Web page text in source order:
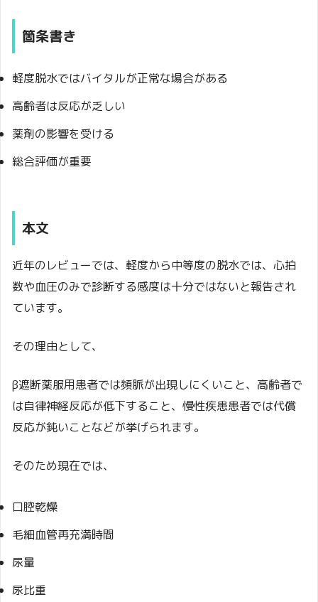
箇条書き
軽度脱水ではバイタルが正常な場合がある
高齢者は反応が乏しい
薬剤の影響を受ける
総合評価が重要
本文
近年のレビューでは、軽度から中等度の脱水では、心拍
数や血圧のみで診断する感度は十分ではないと報告され
ています。
その理由として、
β遮断薬服用患者では頻脈が出現しにくいこと、高齢者で
は自律神経反応が低下すること、慢性疾患患者では代償
反応が鈍いことなどが挙げられます。
そのため現在では、
口腔乾燥
毛細血管再充満時間
尿量
尿比重